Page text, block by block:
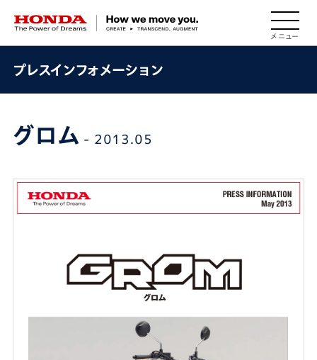
HONDA The Power of Dreams
プレスインフォメーション
グロム - 2013.05